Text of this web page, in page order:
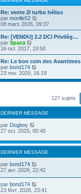
Re: vente 2l turbo hélios
par morille52
o
n
s
l
e
r
l
e
d
i
e
r
e
s
a
g
e
08 mars 2026, 09:37
Re: [VENDU] 2.2 DCI Privilèg…
par Spaza
o
n
s
u
l
e
d
e
r
n
i
r
m
e
s
s
a
g
e
16 oct. 2017, 19:50
Re: Le bon coin des Avantimes
par bond174
o
n
e
r
l
d
r
i
m
e
s
23 nov. 2020, 16:19
127 sujets
DERNIER MESSAGE
par Dogboy
27 oct. 2025, 00:40
DERNIER MESSAGE
par bond174
27 avr. 2026, 22:42
par bond174
23 févr. 2026, 23:41